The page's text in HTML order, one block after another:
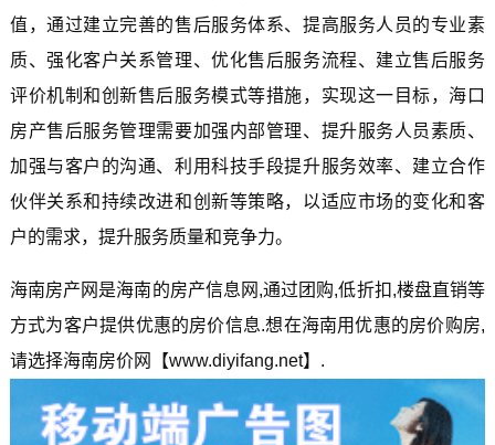
值，通过建立完善的售后服务体系、提高服务人员的专业素
质、强化客户关系管理、优化售后服务流程、建立售后服务
评价机制和创新售后服务模式等措施，实现这一目标，海口
房产售后服务管理需要加强内部管理、提升服务人员素质、
加强与客户的沟通、利用科技手段提升服务效率、建立合作
伙伴关系和持续改进和创新等策略，以适应市场的变化和客
户的需求，提升服务质量和竞争力。
海南房产网是海南的房产信息网,通过团购,低折扣,楼盘直销等
方式为客户提供优惠的房价信息.想在海南用优惠的房价购房,
请选择海南房价网【www.diyifang.net】.